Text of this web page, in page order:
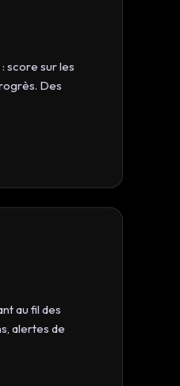
score sur les
Des
au fil des
alertes de